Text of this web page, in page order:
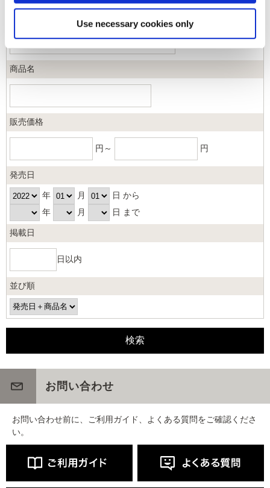
Use necessary cookies only
商品名
販売価格
円～ 円
発売日
年 月
日 から
年
月 日 まで
掲載日
日以内
並び順
お問い合わせ
お問い合わせ前に、ご利用ガイド、よくある質問をご確認くださ
い。